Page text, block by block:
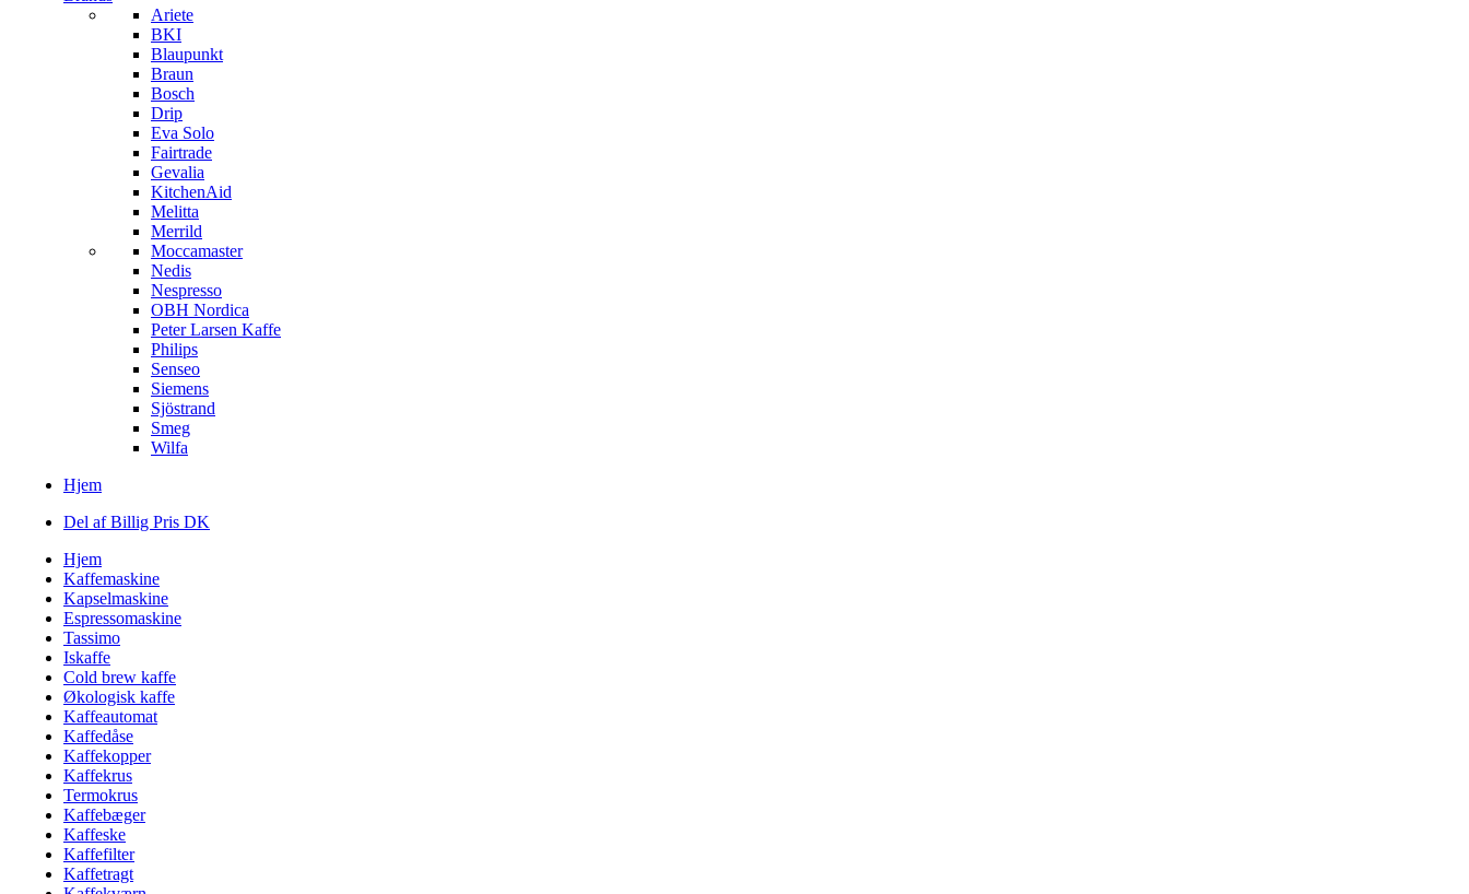
Ariete
BKI
Blaupunkt
Braun
Bosch
Drip
Eva Solo
Fairtrade
Gevalia
KitchenAid
Melitta
Merrild
Moccamaster
Nedis
Nespresso
OBH Nordica
Peter Larsen Kaffe
Philips
Senseo
Siemens
Sjöstrand
Smeg
Wilfa
Hjem
Del af Billig Pris DK
Hjem
Kaffemaskine
Kapselmaskine
Espressomaskine
Tassimo
Iskaffe
Cold brew kaffe
Økologisk kaffe
Kaffeautomat
Kaffedåse
Kaffekopper
Kaffekrus
Termokrus
Kaffebæger
Kaffeske
Kaffefilter
Kaffetragt